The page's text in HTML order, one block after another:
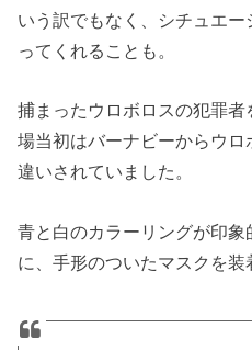
いう訳でもなく、シチュエ
ってくれることも。
捕まったウロボロスの犯罪
場当初はバーナビーからウ
違いされていました。
青と白のカラーリングが印象
に、手形のついたマスクを装